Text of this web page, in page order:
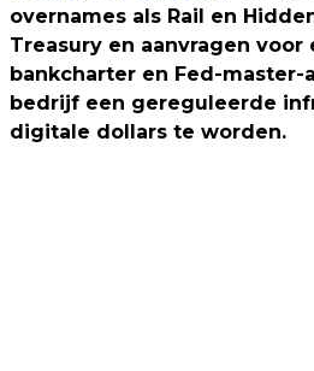
overnames als Rail en
Treasury en aanvragen voor
bankcharter en Fed-
bedrijf een gereguleerde
digitale dollars te worden.